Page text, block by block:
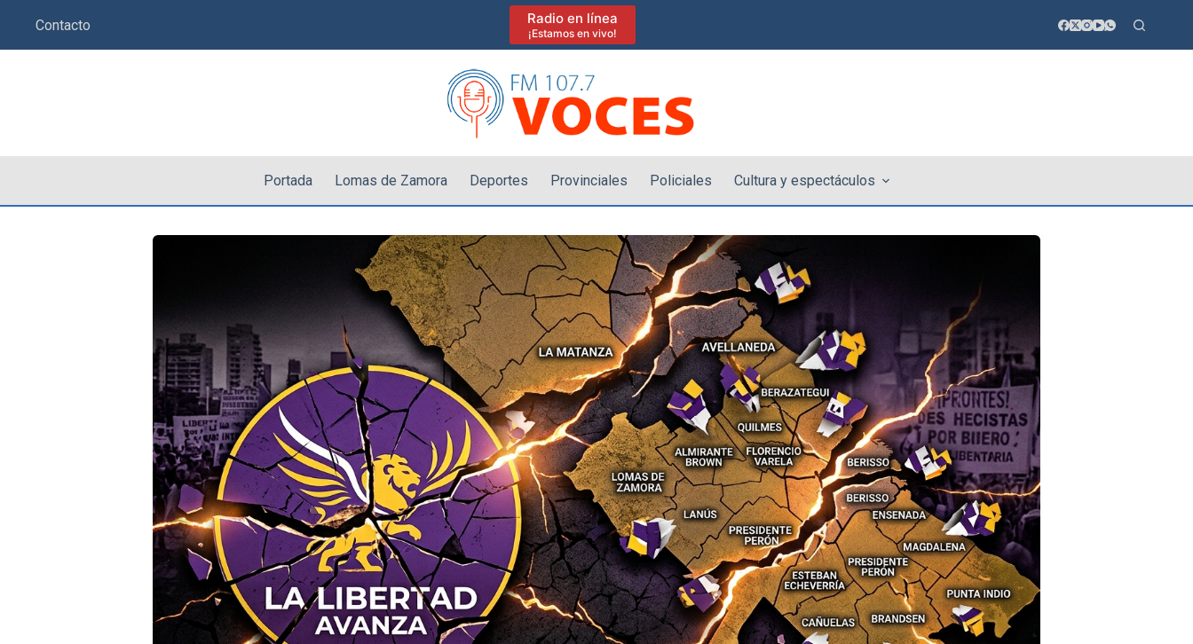
Contacto Radio en línea
¡Estamos en vivo!
Portada Lomas de Zamora Deportes Provinciales Policiales Cultura y espectáculos